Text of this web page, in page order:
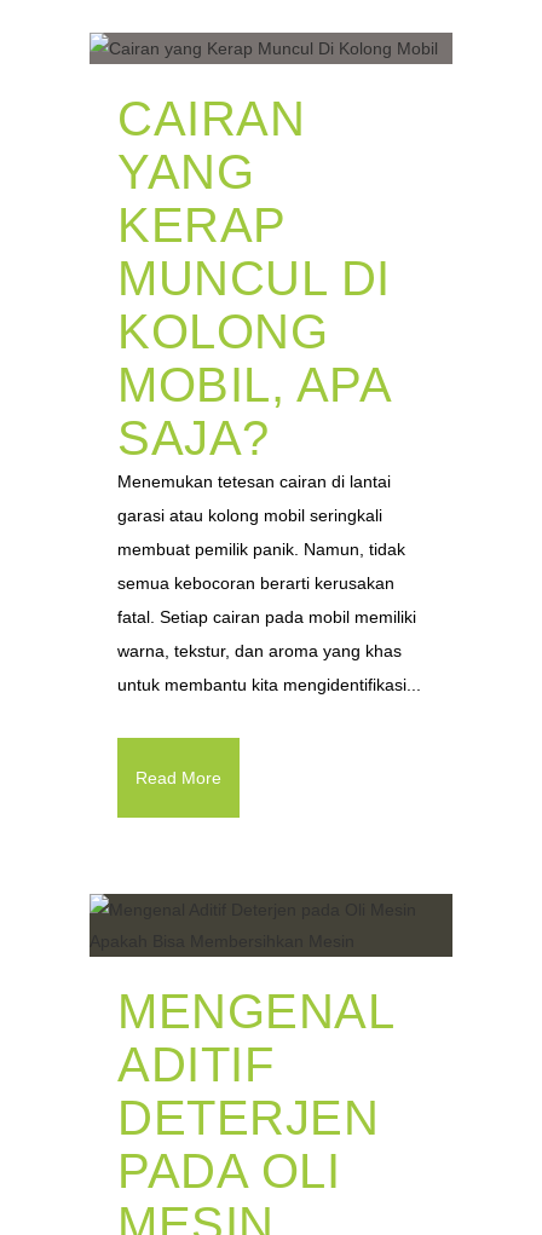
CAIRAN
YANG
KERAP
MUNCUL DI
KOLONG
MOBIL, APA
SAJA?
Menemukan tetesan cairan di lantai
garasi atau kolong mobil seringkali
membuat pemilik panik. Namun, tidak
semua kebocoran berarti kerusakan
fatal. Setiap cairan pada mobil memiliki
warna, tekstur, dan aroma yang khas
untuk membantu kita mengidentifikasi...
Read More
MENGENAL
ADITIF
DETERJEN
PADA OLI
MESIN,